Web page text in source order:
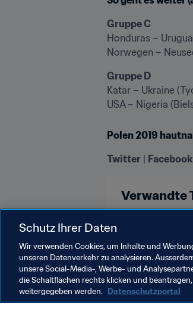
Gruppe C
Honduras –
Norwegen –
Gruppe D
Katar – Ukraine
USA – Nigeria
Polen 2019
Twitter | Facebook
Verwandte
Schutz Ihrer Daten
Wir verwenden Cookies, um Inhalte und
unseren Datenverkehr zu analysieren.
unsere Social-Media-, Werbe- und
die Schaltflächen rechts klicken und
weitergegeben werden. Datenschutzportal